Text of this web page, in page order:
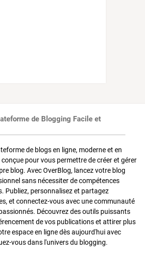
de Blogging Facile et
de blogs en ligne, moderne et en
pour vous permettre de créer et gérer
blog. Avec OverBlog, lancez votre blog
sans nécessiter de compétences
Publiez, personnalisez et partagez
et connectez-vous avec une communauté
Découvrez des outils puissants
de vos publications et attirer plus
espace en ligne dès aujourd'hui avec
vous dans l'univers du blogging.